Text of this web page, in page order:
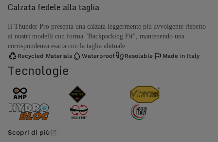
Calzata fedele alla taglia
Il Thunder Pro presenta una calzata leggermente più avvolgente rispetto
ai nostri modelli con forma "Backpacking Fit", mantenendo una
corrispondenza esatta con la taglia abituale.
Recycled Materials Waterproof Resolable Made in Italy
Tecnologie
Scopri di più